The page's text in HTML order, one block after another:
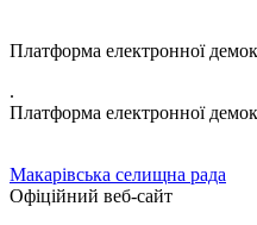
Платформа електронної
.
Платформа електронної
Макарівська селищна рада
Офіційний веб-сайт